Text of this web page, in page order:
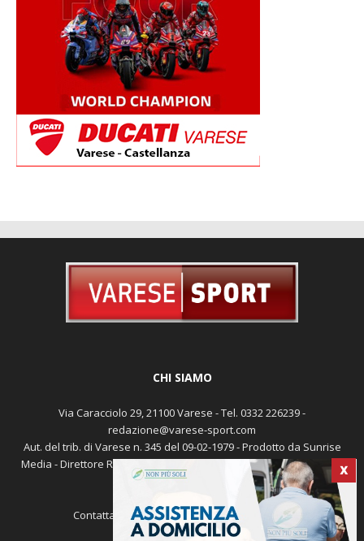
X
CHI SIAMO
Via Caracciolo 29, 21100 Varese - Tel. 0332 226239 -
redazione@varese-sport.com
Aut. del trib. di Varese n. 345 del 09-02-1979 - Prodotto da Sunrise
Media - Direttore Responsabile: Michele Marocco -
Cookie policy